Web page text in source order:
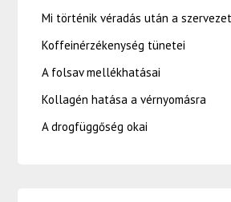
Mi történik véradás után a
Koffeinérzékenység tünetei
A folsav mellékhatásai
Kollagén hatása a vérnyomásra
A drogfüggőség okai